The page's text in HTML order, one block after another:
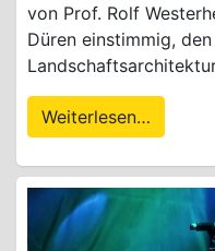
von Prof. Rolf
Düren einstimmig,
Weiterlesen…